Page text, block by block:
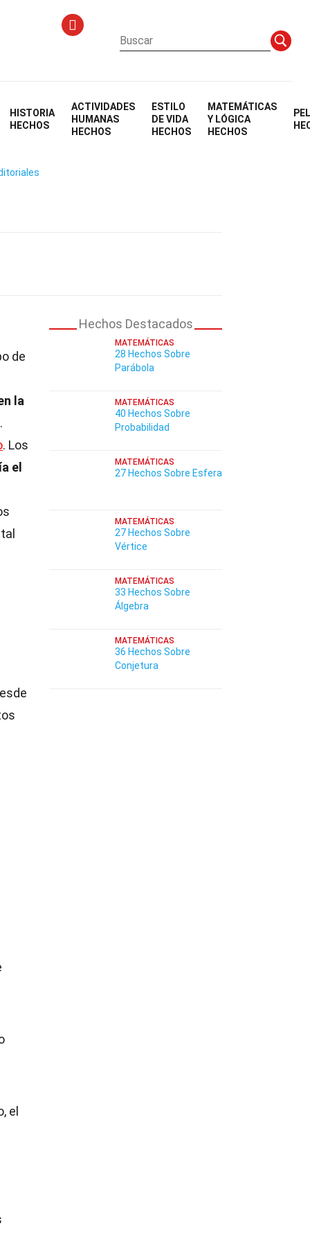
HISTORIA
HECHOS
ACTIVIDADES
HUMANAS
HECHOS
ESTILO
DE VIDA
HECHOS
MATEMÁTICAS
Y LÓGICA
HECHOS
de
la
. Los
el
el
Hechos Destacados
MATEMÁTICAS
28 Hechos Sobre
Parábola
MATEMÁTICAS
40 Hechos Sobre
Probabilidad
MATEMÁTICAS
27 Hechos Sobre Esfera
MATEMÁTICAS
27 Hechos Sobre
Vértice
MATEMÁTICAS
33 Hechos Sobre
Álgebra
MATEMÁTICAS
36 Hechos Sobre
Conjetura